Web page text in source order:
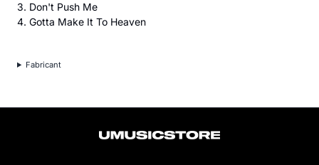
3. Don't Push Me
4. Gotta Make It To Heaven
Fabricant